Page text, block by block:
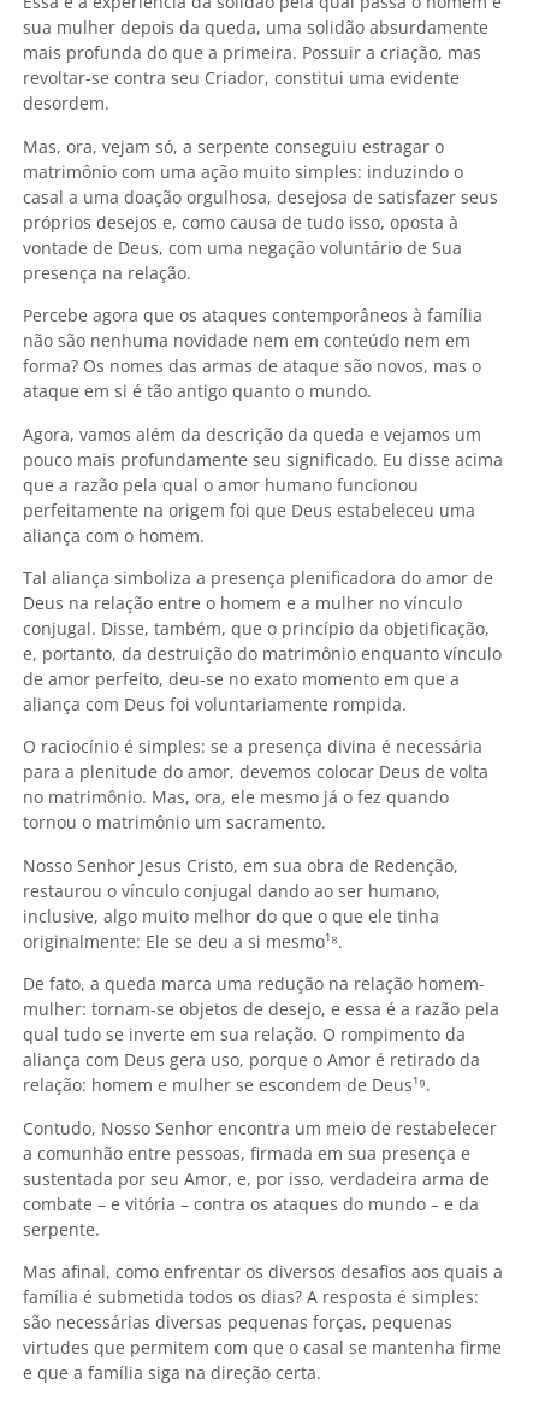
sua mulher depois da queda, uma solidão absurdamente
mais profunda do que a primeira. Possuir a criação, mas
revoltar-se contra seu Criador, constitui uma evidente
desordem.
Mas, ora, vejam só, a serpente conseguiu estragar o
matrimônio com uma ação muito simples: induzindo o
casal a uma doação orgulhosa, desejosa de satisfazer seus
próprios desejos e, como causa de tudo isso, oposta à
vontade de Deus, com uma negação voluntário de Sua
presença na relação.
Percebe agora que os ataques contemporâneos à família
não são nenhuma novidade nem em conteúdo nem em
forma? Os nomes das armas de ataque são novos, mas o
ataque em si é tão antigo quanto o mundo.
Agora, vamos além da descrição da queda e vejamos um
pouco mais profundamente seu significado. Eu disse acima
que a razão pela qual o amor humano funcionou
perfeitamente na origem foi que Deus estabeleceu uma
aliança com o homem.
Tal aliança simboliza a presença plenificadora do amor de
Deus na relação entre o homem e a mulher no vínculo
conjugal. Disse, também, que o princípio da objetificação,
e, portanto, da destruição do matrimônio enquanto vínculo
de amor perfeito, deu-se no exato momento em que a
aliança com Deus foi voluntariamente rompida.
O raciocínio é simples: se a presença divina é necessária
para a plenitude do amor, devemos colocar Deus de volta
no matrimônio. Mas, ora, ele mesmo já o fez quando
tornou o matrimônio um sacramento.
Nosso Senhor Jesus Cristo, em sua obra de Redenção,
restaurou o vínculo conjugal dando ao ser humano,
inclusive, algo muito melhor do que o que ele tinha
originalmente: Ele se deu a si mesmo¹⁸.
De fato, a queda marca uma redução na relação homem-
mulher: tornam-se objetos de desejo, e essa é a razão pela
qual tudo se inverte em sua relação. O rompimento da
aliança com Deus gera uso, porque o Amor é retirado da
relação: homem e mulher se escondem de Deus¹⁹.
Contudo, Nosso Senhor encontra um meio de restabelecer
a comunhão entre pessoas, firmada em sua presença e
sustentada por seu Amor, e, por isso, verdadeira arma de
combate – e vitória – contra os ataques do mundo – e da
serpente.
Mas afinal, como enfrentar os diversos desafios aos quais a
família é submetida todos os dias? A resposta é simples:
são necessárias diversas pequenas forças, pequenas
virtudes que permitem com que o casal se mantenha firme
e que a família siga na direção certa.